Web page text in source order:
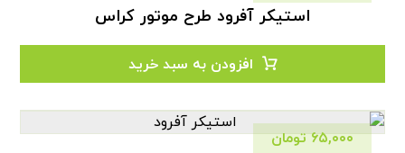
استیکر آفرود طرح موتور کراس
افزودن به سبد خرید
۶۵,۰۰۰ تومان